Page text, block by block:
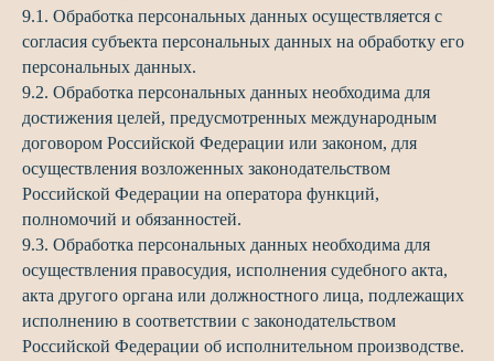
9.1. Обработка персональных данных осуществляется с
согласия субъекта персональных данных на обработку его
персональных данных.
9.2. Обработка персональных данных необходима для
достижения целей, предусмотренных международным
договором Российской Федерации или законом, для
осуществления возложенных законодательством
Российской Федерации на оператора функций,
полномочий и обязанностей.
9.3. Обработка персональных данных необходима для
осуществления правосудия, исполнения судебного акта,
акта другого органа или должностного лица, подлежащих
исполнению в соответствии с законодательством
Российской Федерации об исполнительном производстве.